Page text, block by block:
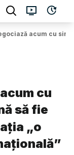
acum cu
cu
să fie
„o